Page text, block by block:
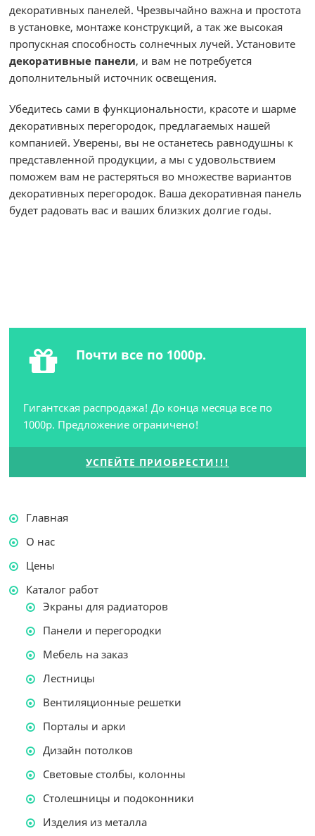
декоративных панелей. Чрезвычайно важна и простота
в установке, монтаже конструкций, а так же высокая
пропускная способность солнечных лучей. Установите
декоративные панели, и вам не потребуется
дополнительный источник освещения.
Убедитесь сами в функциональности, красоте и шарме
декоративных перегородок, предлагаемых нашей
компанией. Уверены, вы не останетесь равнодушны к
представленной продукции, а мы с удовольствием
поможем вам не растеряться во множестве вариантов
декоративных перегородок. Ваша декоративная панель
будет радовать вас и ваших близких долгие годы.
Почти все по 1000р.
Гигантская распродажа! До конца месяца все по
1000р. Предложение ограничено!
УСПЕЙТЕ ПРИОБРЕСТИ!!!
Главная
О нас
Цены
Каталог работ
Экраны для радиаторов
Панели и перегородки
Мебель на заказ
Лестницы
Вентиляционные решетки
Порталы и арки
Дизайн потолков
Световые столбы, колонны
Столешницы и подоконники
Изделия из металла